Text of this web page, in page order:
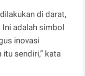
di darat,
adalah simbol
inovasi
sendiri,” kata